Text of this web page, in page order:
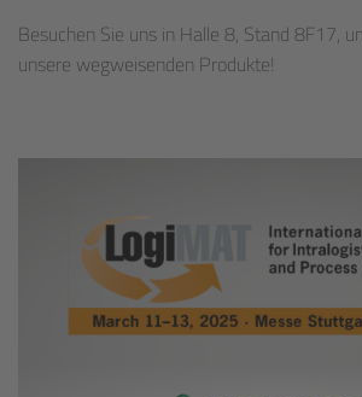
Besuchen Sie uns in Halle 8, Stand 8F17,
unsere wegweisenden Produkte!